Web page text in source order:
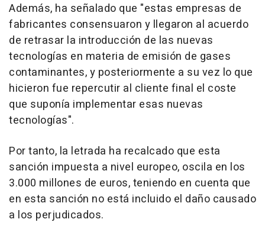
Además, ha señalado que "estas empresas de
fabricantes consensuaron y llegaron al acuerdo
de retrasar la introducción de las nuevas
tecnologías en materia de emisión de gases
contaminantes, y posteriormente a su vez lo que
hicieron fue repercutir al cliente final el coste
que suponía implementar esas nuevas
tecnologías".
Por tanto, la letrada ha recalcado que esta
sanción impuesta a nivel europeo, oscila en los
3.000 millones de euros, teniendo en cuenta que
en esta sanción no está incluido el daño causado
a los perjudicados.